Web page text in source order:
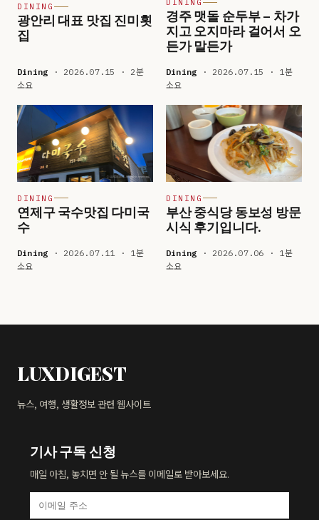
DINING
광안리 대표 맛집 진미횟
집
Dining · 2026.07.15 · 2분
소요
경주 맷돌 순두부 – 차가
지고 오지마라 걸어서 오
든가 말든가
Dining · 2026.07.15 · 1분
소요
DINING
연제구 국수맛집 다미국
수
Dining · 2026.07.11 · 1분
소요
DINING
부산 중식당 동보성 방문
시식 후기입니다.
Dining · 2026.07.06 · 1분
소요
LUXDIGEST
뉴스, 여행, 생활정보 관련 웹사이트
기사 구독 신청
매일 아침, 놓치면 안 될 뉴스를 이메일로 받아보세요.